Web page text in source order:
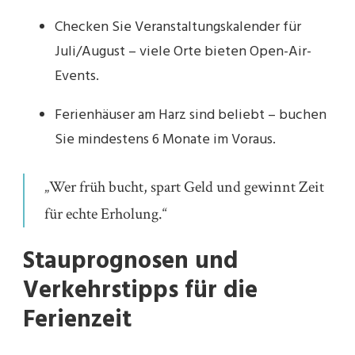
Checken Sie Veranstaltungskalender für
Juli/August – viele Orte bieten Open-Air-
Events.
Ferienhäuser am Harz sind beliebt – buchen
Sie mindestens 6 Monate im Voraus.
„Wer früh bucht, spart Geld und gewinnt Zeit
für echte Erholung.“
Stauprognosen und
Verkehrstipps für die
Ferienzeit